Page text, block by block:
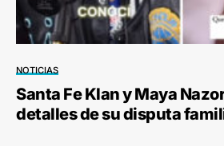
NOTICIAS
Santa Fe Klan y Maya
detalles de su disputa